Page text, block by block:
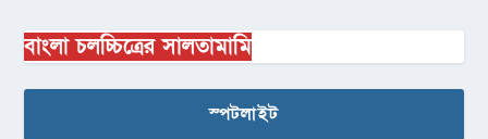
বাংলা চলচ্চিত্রের সালতামামি
স্পটলাইট